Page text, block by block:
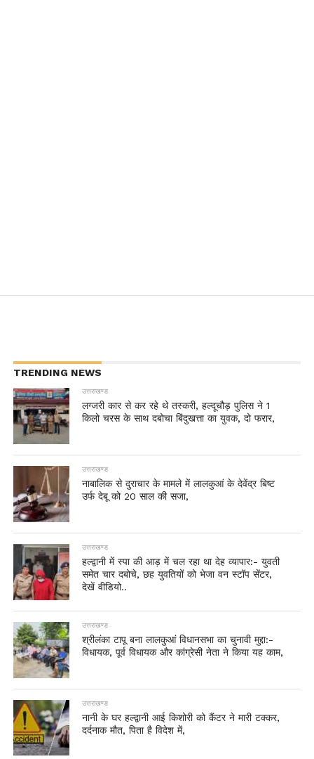
TRENDING NEWS
उत्तराखण्ड
लग्जरी कार से कर रहे थे तस्करी, हल्दूचौड़ पुलिस ने 1
किलो चरस के साथ दबोचा बिंदुखत्ता का युवक, दो फरार,
उत्तराखण्ड
नाबालिक से दुराचार के मामले में लालकुआं के देवेंद्र बिष्ट
उर्फ देबू को 20 साल की सजा,
उत्तराखण्ड
हल्द्वानी में स्पा की आड़ में चल रहा था देह व्यापार:- युवती
समेत चार दबोचे, छह युवतियों को भेजा वन स्टॉप सेंटर,
देखें वीडियो..
उत्तराखण्ड
श्रीलंका टापू बना लालकुआं विधानसभा का चुनावी मुद्दा:-
विधायक, पूर्व विधायक और कांग्रेसी नेता ने किया यह काम,
उत्तराखण्ड
नानी के घर हल्द्वानी आई किशोरी को कैंटर ने मारी टक्कर,
दर्दनाक मौत, पिता है विदेश में,